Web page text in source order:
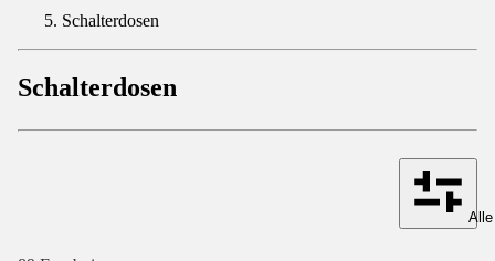
Schalterdosen
Schalterdosen